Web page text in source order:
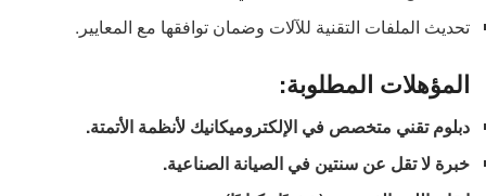
تحديث الملفات التقنية للآلات وضمان توافقها مع المعايير.
المؤهلات المطلوبة:
دبلوم تقني متخصص في الإلكتروميكانيك لأنظمة الأتمتة.
خبرة لا تقل عن سنتين في الصيانة الصناعية.